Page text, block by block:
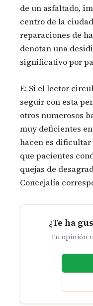
de un asfaltado,
centro de la
reparaciones de
denotan una
significativo por
E: Si el lector
seguir con esta
otros numerosos
muy deficientes
hacen es
que pacientes
quejas de
Concejalía
¿Te ha
Tu opinión